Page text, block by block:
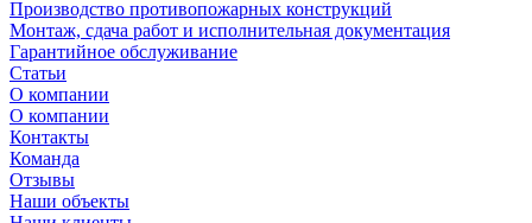
Производство противопожарных конструкций
Монтаж, сдача работ и исполнительная документация
Гарантийное обслуживание
Статьи
О компании
О компании
Контакты
Команда
Отзывы
Наши объекты